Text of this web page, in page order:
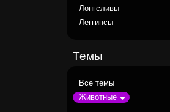
Лонгсливы
Леггинсы
Темы
Все темы
Животные